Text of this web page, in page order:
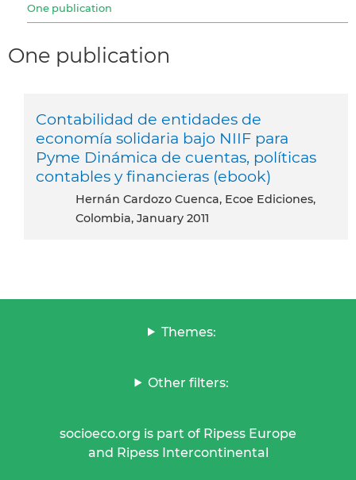
One publication
One publication
Contabilidad de entidades de
economía solidaria bajo NIIF para
Pyme Dinámica de cuentas, políticas
contables y financieras (ebook)
Hernán Cardozo Cuenca, Ecoe Ediciones,
Colombia, January 2011
Themes:
Other filters:
socioeco.org is part of Ripess Europe
and Ripess Intercontinental